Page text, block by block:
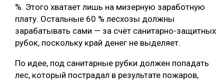
%. Этого хватает лишь на мизерную заработную
плату. Остальные 60 % лесхозы должны
зарабатывать сами — за счёт санитарно-защитных
рубок, поскольку край денег не выделяет.
По идее, под санитарные рубки должен попадать
лес, который пострадал в результате пожаров,